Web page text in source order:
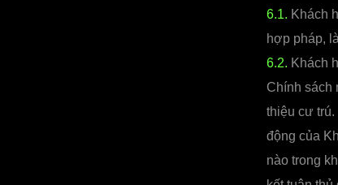
6.1. Khách
hợp pháp,
6.2. Khách
Chính sách
thiệu cư
động của
nào trong